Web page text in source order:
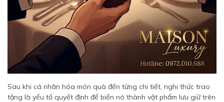
Sau khi cá nhân hóa món quà đến từng chi tiết, nghi thức trao
tặng là yếu tố quyết định để biến nó thành vật phẩm lưu giữ trên